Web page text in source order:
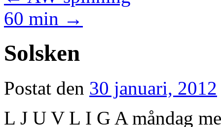
60 min →
Solsken
Postat den 30 januari, 2012
L J U V L I G A måndag